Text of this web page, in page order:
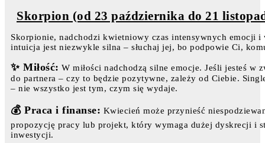
Skorpion (od 23 października do 21
Skorpionie, nadchodzi kwietniowy czas intensywnych emocji
intuicja jest niezwykle silna – słuchaj jej, bo podpowie Ci,
✨ Miłość: W miłości nadchodzą silne emocje. Jeśli jesteś
do partnera – czy to będzie pozytywne, zależy od Ciebie.
– nie wszystko jest tym, czym się wydaje.
💰 Praca i finanse: Kwiecień może przynieść
propozycję pracy lub projekt, który wymaga dużej dyskrecji i
inwestycji.